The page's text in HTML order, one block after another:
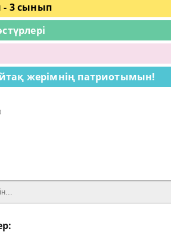
3 сынып
жерімнің патриотымын!